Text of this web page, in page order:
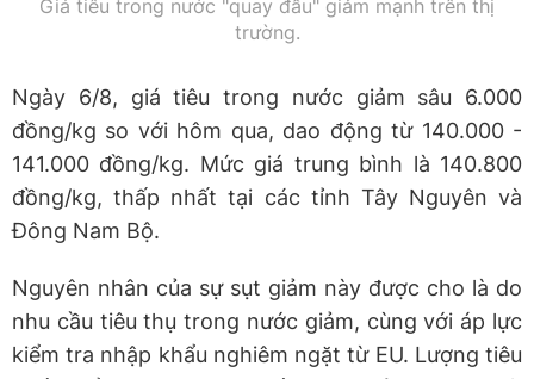
Giá tiêu trong nước "quay đầu" giảm mạnh trên thị
trường.
Ngày 6/8, giá tiêu trong nước giảm sâu 6.000
đồng/kg so với hôm qua, dao động từ 140.000 -
141.000 đồng/kg. Mức giá trung bình là 140.800
đồng/kg, thấp nhất tại các tỉnh Tây Nguyên và
Đông Nam Bộ.
Nguyên nhân của sự sụt giảm này được cho là do
nhu cầu tiêu thụ trong nước giảm, cùng với áp lực
kiểm tra nhập khẩu nghiêm ngặt từ EU. Lượng tiêu